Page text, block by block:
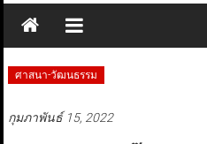
ศาสนา-วัฒนธรรม
กุมภาพันธ์ 15, 2022